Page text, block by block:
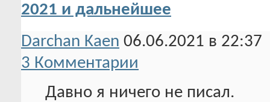
2021 и дальнейшее
Darchan Kaen 06.06.2021 в 22:37
3 Комментарии
Давно я ничего не писал.